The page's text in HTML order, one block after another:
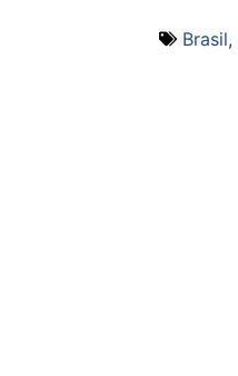
Brasil,